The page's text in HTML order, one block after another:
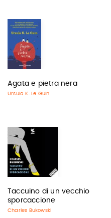
Agata e pietra nera
Ursula K. Le Guin
Taccuino di un vecchio
sporcaccione
Charles Bukowski